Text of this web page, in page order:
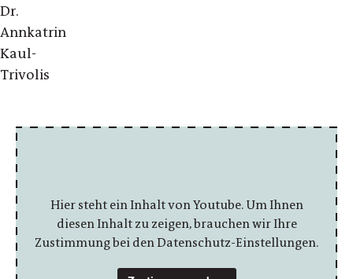
Dr.
Annkatrin
Kaul-
Trivolis
Hier steht ein Inhalt von Youtube. Um Ihnen
diesen Inhalt zu zeigen, brauchen wir Ihre
Zustimmung bei den Datenschutz-Einstellungen.